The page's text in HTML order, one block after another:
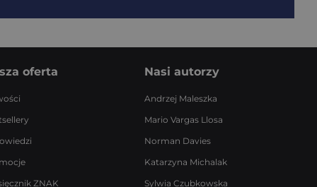
oferta
ZNAK
Nasi autorzy
Andrzej Maleszka
Mario Vargas Llosa
Norman Davies
Katarzyna Michalak
Sylwia Czubkowska